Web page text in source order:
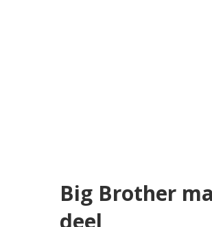
Big Brother
deel